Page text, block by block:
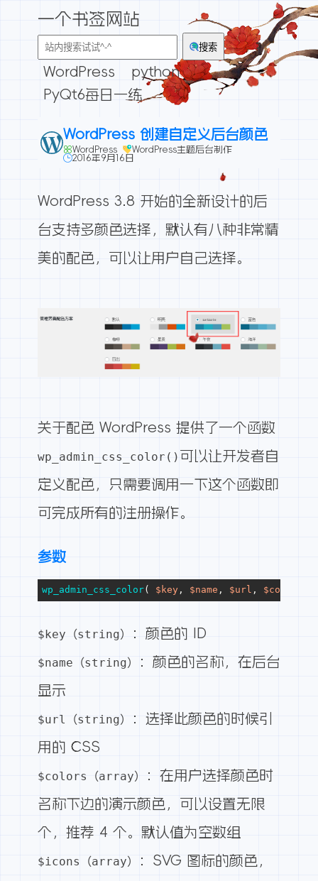
一个书签网站
搜索
WordPress
python
PyQt6每日一练
WordPress 创建自定义后台颜色
WordPress
WordPress主题后台制作
2016年9月16日
WordPress 3.8 开始的全新设计的后
台支持多颜色选择，默认有八种非常精
美的配色，可以让用户自己选择。
关于配色 WordPress 提供了一个函数
wp_admin_css_color() 可以让开发者自
定义配色，只需要调用一下这个函数即
可完成所有的注册操作。
参数
wp_admin_css_color( $key , $name , $url , $colors
$key（string） ：颜色的 ID
$name（string）
：颜色的名称，在后台
显示
$url（string）
：选择此颜色的时候引
用的 CSS
$colors（array）
：在用户选择颜色时
名称下边的演示颜色，可以设置无限
个，推荐 4 个。默认值为空数组
$icons（array）
：SVG 图标的颜色，